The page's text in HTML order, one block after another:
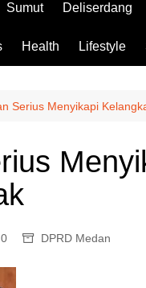
Sumut Deliserdang
Health Lifestyle
Serius Menyikapi
0 DPRD Medan